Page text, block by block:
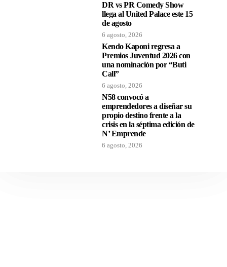
DR vs PR Comedy Show
llega al United Palace este 15
de agosto
6 agosto, 2026
Kendo Kaponi regresa a
Premios Juventud 2026 con
una nominación por “Buti
Call”
6 agosto, 2026
N58 convocó a
emprendedores a diseñar su
propio destino frente a la
crisis en la séptima edición de
N’ Emprende
6 agosto, 2026